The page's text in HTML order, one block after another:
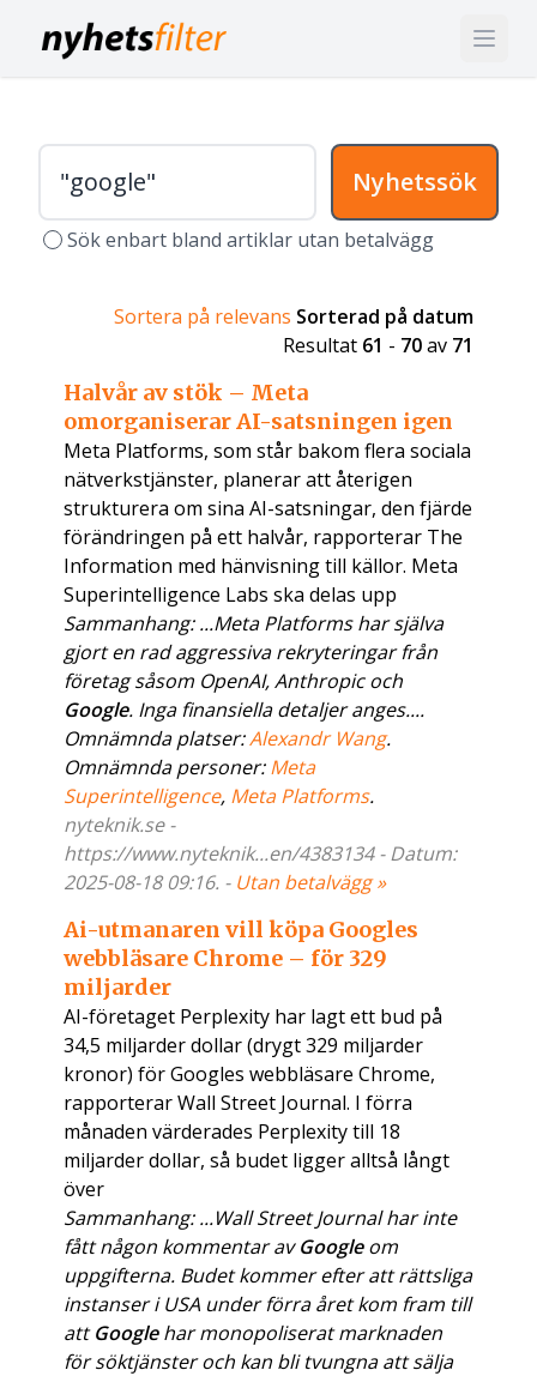
Nyhetssök
Sök enbart bland artiklar utan betalvägg
Sortera på relevans Sorterad på datum
Resultat 61 - 70av 71
Halvår av stök – Meta
omorganiserar AI-satsningen igen
Meta Platforms, som står bakom flera sociala
nätverkstjänster, planerar att återigen
strukturera om sina AI-satsningar, den fjärde
förändringen på ett halvår, rapporterar The
Information med hänvisning till källor. Meta
Superintelligence Labs ska delas upp
Sammanhang: ...Meta Platforms har själva
gjort en rad aggressiva rekryteringar från
företag såsom OpenAI, Anthropic och
Google. Inga finansiella detaljer anges....
Omnämnda platser:Alexandr Wang.
Omnämnda personer:Meta
Superintelligence, Meta Platforms.
nyteknik.se -
https://www.nyteknik...en/4383134 - Datum:
2025-08-18 09:16. - Utan betalvägg »
Ai-utmanaren vill köpa Googles
webbläsare Chrome – för 329
miljarder
AI-företaget Perplexity har lagt ett bud på
34,5 miljarder dollar (drygt 329 miljarder
kronor) för Googles webbläsare Chrome,
rapporterar Wall Street Journal. I förra
månaden värderades Perplexity till 18
miljarder dollar, så budet ligger alltså långt
över
Sammanhang: ...Wall Street Journal har inte
fått någon kommentar avGoogleom
uppgifterna. Budet kommer efter att rättsliga
instanser i USA under förra året kom fram till
attGooglehar monopoliserat marknaden
för söktjänster och kan bli tvungna att sälja